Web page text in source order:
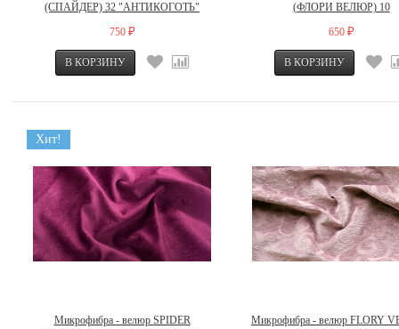
(СПАЙДЕР) 32 "АНТИКОГОТЬ"
750 ₽
(ФЛОРИ ВЕЛЮР) 10
650 ₽
Хит!
Микрофибра - велюр SPIDER
Микрофибра - велюр FLORY